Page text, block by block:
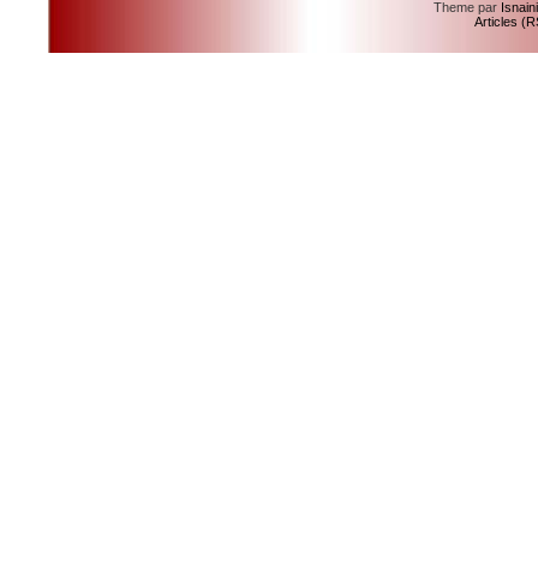
Theme par
Articles